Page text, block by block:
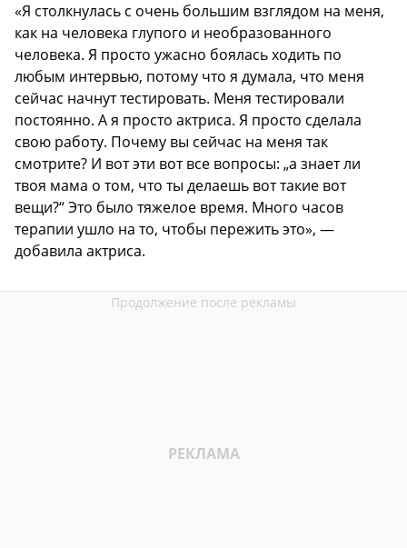
«Я столкнулась с очень большим взглядом на меня,
как на человека глупого и необразованного
человека. Я просто ужасно боялась ходить по
любым интервью, потому что я думала, что меня
сейчас начнут тестировать. Меня тестировали
постоянно. А я просто актриса. Я просто сделала
свою работу. Почему вы сейчас на меня так
смотрите? И вот эти вот все вопросы: „а знает ли
твоя мама о том, что ты делаешь вот такие вот
вещи?“ Это было тяжелое время. Много часов
терапии ушло на то, чтобы пережить это», —
добавила актриса.